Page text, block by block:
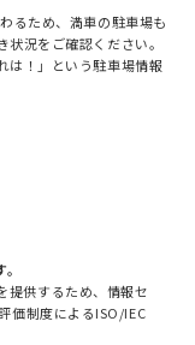
るため、満車の駐車場も
況をご確認ください。
は！」という駐車場情報
提供するため、情報セ
価制度によるISO/IEC